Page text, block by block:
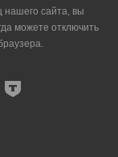
нашего сайта, вы
можете отключить